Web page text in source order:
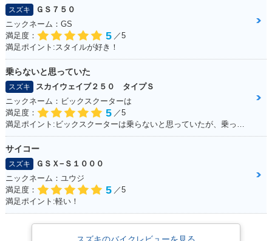
スズキ
ＧＳ７５０
ニックネーム：GS
満足度：
5 ／5
満足ポイント:スタイルが好き！
乗らないと思っていた
スズキ
スカイウェイブ２５０ タイプＳ
ニックネーム：ビックスクーターは
満足度：
5 ／5
サイコー
スズキ
ＧＳＸ−Ｓ１０００
ニックネーム：ユウジ
満足度：
5 ／5
満足ポイント:軽い！